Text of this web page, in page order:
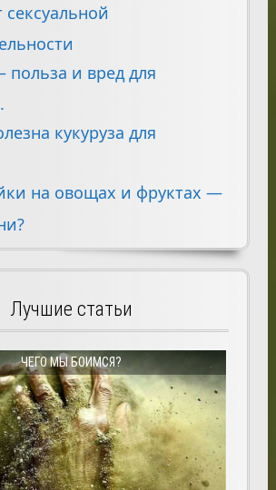
сексуальной
польза и вред для
кукуруза для
на овощах и фруктах —
Лучшие статьи
ЧЕГО МЫ БОИМСЯ?